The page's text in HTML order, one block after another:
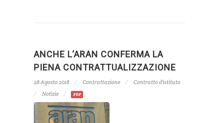
ANCHE L’ARAN CONFERMA LA
PIENA CONTRATTUALIZZAZIONE
28 Agosto 2018 Contrattazione
Contratto d'istituto
Notizie
PDF